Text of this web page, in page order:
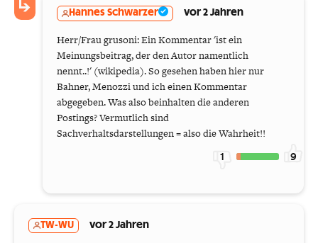
Hannes Schwarzer vor 2 Jahren
Herr/Frau grusoni: Ein Kommentar 'ist ein
Meinungsbeitrag, der den Autor namentlich
nennt..!' (wikipedia). So gesehen haben hier nur
Bahner, Menozzi und ich einen Kommentar
abgegeben. Was also beinhalten die anderen
Postings? Vermutlich sind
Sachverhaltsdarstellungen = also die Wahrheit!!
1 9
TW-WU vor 2 Jahren